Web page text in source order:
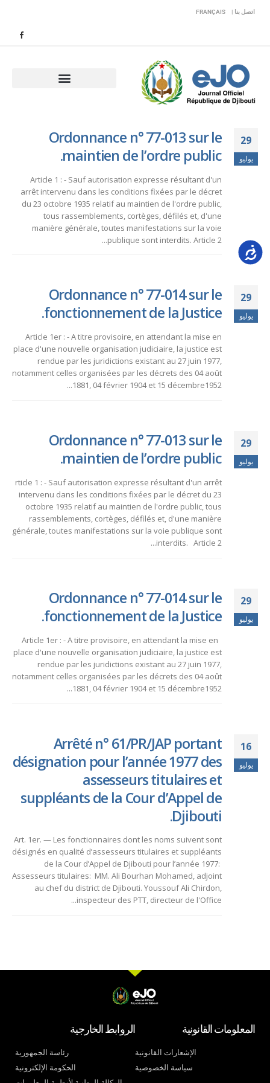
اتصل بنا | FRANÇAIS
29
يوليو
Ordonnance n° 77-013 sur le
maintien de l’ordre public.
Article 1 : - Sauf autorisation expresse résultant d'un
arrêt intervenu dans les conditions fixées par le décret
du 23 octobre 1935 relatif au maintien de l'ordre public,
tous rassemblements, cortèges, défilés et, d'une
manière générale, toutes manifestations sur la voie
publique sont interdits. Article 2...
29
يوليو
Ordonnance n° 77-014 sur le
fonctionnement de la Justice.
Article 1er : - A titre provisoire, en attendant la mise en
place d'une nouvelle organisation judiciaire, la justice est
rendue par les juridictions existant au 27 juin 1977,
notamment celles organisées par les décrets des 04 août
1881, 04 février 1904 et 15 décembre1952...
29
يوليو
Ordonnance n° 77-013 sur le
maintien de l’ordre public.
rticle 1 : - Sauf autorisation expresse résultant d'un arrêt
intervenu dans les conditions fixées par le décret du 23
octobre 1935 relatif au maintien de l'ordre public, tous
rassemblements, cortèges, défilés et, d'une manière
générale, toutes manifestations sur la voie publique sont
interdits. Article 2...
29
يوليو
Ordonnance n° 77-014 sur le
fonctionnement de la Justice.
Article 1er : - A titre provisoire, en attendant la mise en
place d'une nouvelle organisation judiciaire, la justice est
rendue par les juridictions existant au 27 juin 1977,
notamment celles organisées par les décrets des 04 août
1881, 04 février 1904 et 15 décembre1952...
16
يوليو
Arrêté n° 61/PR/JAP portant
désignation pour l’année 1977 des
assesseurs titulaires et
suppléants de la Cour d’Appel de
Djibouti.
Art. 1er. — Les fonctionnaires dont les noms suivent sont
désignés en qualité d’assesseurs titulaires et suppléants
de la Cour d’Appel de Djibouti pour l’année 1977:
Assesseurs titulaires: MM. Ali Bourhan Mohamed, adjoint
au chef du district de Djibouti. Youssouf Ali Chirdon,
inspecteur des PTT, directeur de l'Office...
المعلومات القانونية
الإشعارات القانونية
سياسة الخصوصية
الروابط الخارجية
رئاسة الجمهورية
الحكومة الإلكترونية